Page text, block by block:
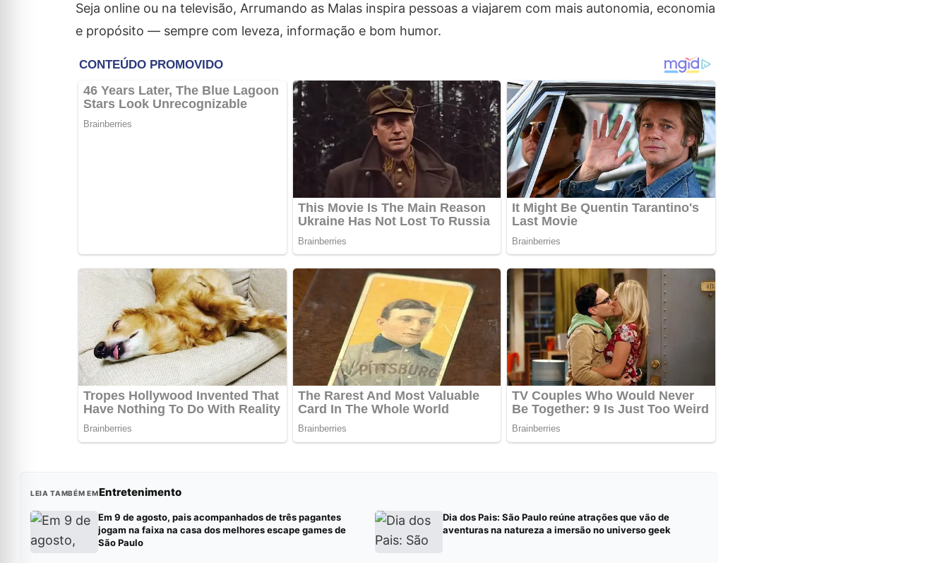
Seja online ou na televisão, Arrumando as Malas inspira pessoas a viajarem com mais autonomia, economia
e propósito — sempre com leveza, informação e bom humor.
LEIA TAMBÉM EMEntretenimento
Em 9 de agosto, pais acompanhados de três pagantes
jogam na faixa na casa dos melhores escape games de
São Paulo
Dia dos Pais: São Paulo reúne atrações que vão de
aventuras na natureza a imersão no universo geek